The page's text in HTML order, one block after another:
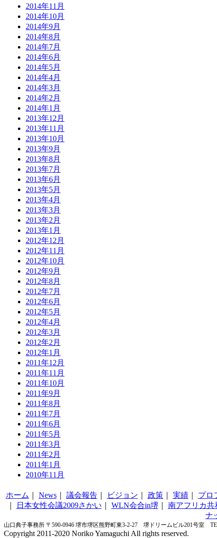
2014年11月
2014年10月
2014年9月
2014年8月
2014年7月
2014年6月
2014年5月
2014年4月
2014年3月
2014年2月
2014年1月
2013年12月
2013年11月
2013年10月
2013年9月
2013年8月
2013年7月
2013年6月
2013年5月
2013年4月
2013年3月
2013年2月
2013年1月
2012年12月
2012年11月
2012年10月
2012年9月
2012年8月
2012年7月
2012年6月
2012年5月
2012年4月
2012年3月
2012年2月
2012年1月
2011年12月
2011年11月
2011年10月
2011年9月
2011年8月
2011年7月
2011年6月
2011年5月
2011年3月
2011年2月
2011年1月
2010年11月
ホーム News｜ 議会報告｜ ビジョン 政策｜ 実績｜ プロ
日本女性会議2009さかい WLN会合in堺
南アフリカ共
ナ
山口典子事務所 〒590-0946 堺市堺区熊野町東3-2-27 堺ドリームビル201号室
Copyright 2011-2020 Noriko Yamaguchi All rights reserved.